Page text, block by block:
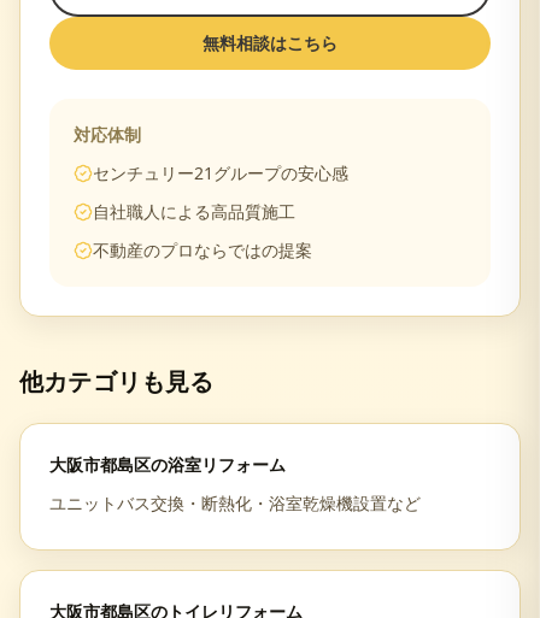
無料相談はこちら
対応体制
センチュリー21グループの安心感
自社職人による高品質施工
不動産のプロならではの提案
他カテゴリも見る
大阪市都島区の浴室リフォーム
ユニットバス交換・断熱化・浴室乾燥機設置など
大阪市都島区の トイレリフォーム